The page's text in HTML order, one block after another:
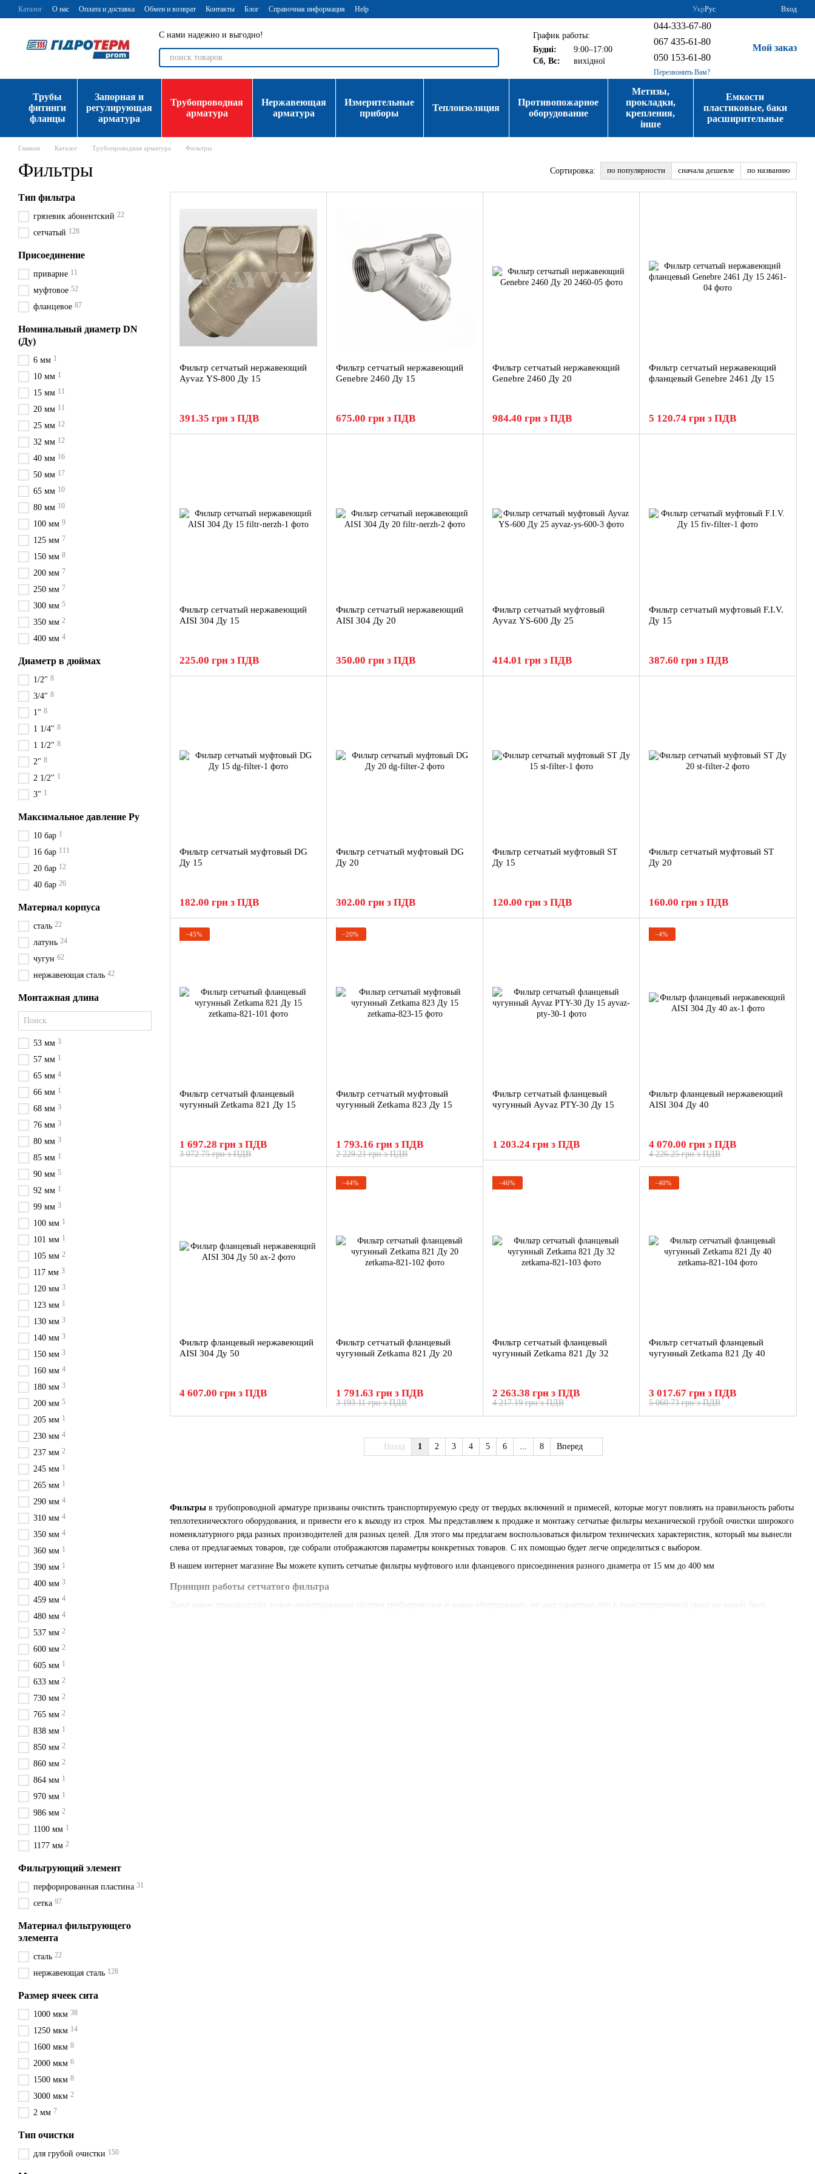
Перейти к основному контенту
Каталог О нас Оплата и доставка Обмен и возврат Контакты Блог Справочная информация Help УкрРус Вход
С нами надежно и выгодно!
График работы:
Будні:
9:00–17:00
Сб, Вс:
вихідної
044-333-67-80
067 435-61-80
050 153-61-80
Перезвонить Вам?
Мой заказ
Трубы
фитинги
фланцы
Запорная и
регулирующая
арматура
Трубопроводная
арматура
Нержавеющая
арматура
Измерительные
приборы
Теплоизоляция
Противопожарное
оборудование
Метизы,
прокладки,
крепления,
інше
Емкости
пластиковые, баки
расширительные
Главная Каталог Трубопроводная арматура Фильтры
Фильтры Сортировка: по популярности сначала дешевле по названию
Фильтры в трубопроводной арматуре призваны очистить транспортируемую среду от твердых включений и примесей, которые могут повлиять на правильность работы
теплотехническтого оборудования, и привести его к выходу из строя. Мы представляем к продаже и монтажу сетчатые фильтры механической грубой очистки широкого
номенклатурного ряда разных производителей для разных целей. Для этого мы предлагаем воспользоваться фильтром технических характеристик, который мы вынесли
слева от предлагаемых товаров, где собрали отображаютсяя параметры конкретных товаров. С их помощью будет легче определиться с выбором.
В нашем интернет магазине Вы можете купить сетчатые фильтры муфтового или фланцевого присоединения разного диаметра от 15 мм до 400 мм
Принцип работы сетчатого фильтра
Даже новое производство, новая смонтированная система трубопроводов и новое оборудование, не даст гарантию, что в транспортируемой среде не может быть
Фильтр сетчатый нержавеющий
Ayvaz YS-800 Ду 15
391.35 грн з ПДВ
Фильтр сетчатый нержавеющий
Genebre 2460 Ду 15
675.00 грн з ПДВ
Фильтр сетчатый нержавеющий
Genebre 2460 Ду 20
984.40 грн з ПДВ
Фильтр сетчатый нержавеющий
фланцевый Genebre 2461 Ду 15
5 120.74 грн з ПДВ
Фильтр сетчатый нержавеющий
AISI 304 Ду 15
225.00 грн з ПДВ
Фильтр сетчатый нержавеющий
AISI 304 Ду 20
350.00 грн з ПДВ
Фильтр сетчатый муфтовый
Ayvaz YS-600 Ду 25
414.01 грн з ПДВ
Фильтр сетчатый муфтовый F.I.V.
Ду 15
387.60 грн з ПДВ
Фильтр сетчатый муфтовый DG
Ду 15
182.00 грн з ПДВ
Фильтр сетчатый муфтовый DG
Ду 20
302.00 грн з ПДВ
Фильтр сетчатый муфтовый ST
Ду 15
120.00 грн з ПДВ
Фильтр сетчатый муфтовый ST
Ду 20
160.00 грн з ПДВ
−45%
Фильтр сетчатый фланцевый
чугунный Zetkama 821 Ду 15
3 072.75 грн з ПДВ
1 697.28 грн з ПДВ
−20%
Фильтр сетчатый муфтовый
чугунный Zetkama 823 Ду 15
2 229.21 грн з ПДВ
1 793.16 грн з ПДВ
Фильтр сетчатый фланцевый
чугунный Ayvaz PTY-30 Ду 15
1 203.24 грн з ПДВ
−4%
Фильтр фланцевый нержавеющий
AISI 304 Ду 40
4 226.25 грн з ПДВ
4 070.00 грн з ПДВ
Фильтр фланцевый нержавеющий
AISI 304 Ду 50
4 607.00 грн з ПДВ
−44%
Фильтр сетчатый фланцевый
чугунный Zetkama 821 Ду 20
3 193.11 грн з ПДВ
1 791.63 грн з ПДВ
−46%
Фильтр сетчатый фланцевый
чугунный Zetkama 821 Ду 32
4 217.19 грн з ПДВ
2 263.38 грн з ПДВ
−40%
Фильтр сетчатый фланцевый
чугунный Zetkama 821 Ду 40
5 060.73 грн з ПДВ
3 017.67 грн з ПДВ
Назад 1 2 3 4 5 6 ... 8 Вперед
Тип фильтра
грязевик абонентский 22
сетчатый 128
Присоединение
приварне 11
муфтовое 52
фланцевое 87
Номинальный диаметр DN
(Ду)
6 мм 1
10 мм 1
15 мм 11
20 мм 11
25 мм 12
32 мм 12
40 мм 16
50 мм 17
65 мм 10
80 мм 10
100 мм 9
125 мм 7
150 мм 8
200 мм 7
250 мм 7
300 мм 5
350 мм 2
400 мм 4
Диаметр в дюймах
1/2" 8
3/4" 8
1" 8
1 1/4" 8
1 1/2" 8
2" 8
2 1/2" 1
3" 1
Максимальное давление Ру
10 бар 1
16 бар 111
20 бар 12
40 бар 26
Материал корпуса
сталь 22
латунь 24
чугун 62
нержавеющая сталь 42
Монтажная длина
53 мм 3
57 мм 1
65 мм 4
66 мм 1
68 мм 3
76 мм 3
80 мм 3
85 мм 1
90 мм 5
92 мм 1
99 мм 3
100 мм 1
101 мм 1
105 мм 2
117 мм 3
120 мм 3
123 мм 1
130 мм 3
140 мм 3
150 мм 3
160 мм 4
180 мм 3
200 мм 5
205 мм 1
230 мм 4
237 мм 2
245 мм 1
265 мм 1
290 мм 4
310 мм 4
350 мм 4
360 мм 1
390 мм 1
400 мм 3
459 мм 4
480 мм 4
537 мм 2
600 мм 2
605 мм 1
633 мм 2
730 мм 2
765 мм 2
838 мм 1
850 мм 2
860 мм 2
864 мм 1
970 мм 1
986 мм 2
1100 мм 1
1177 мм 2
Фильтрующий элемент
перфорированная пластина 31
сетка 97
Материал фильтрующего
элемента
сталь 22
нержавеющая сталь 128
Размер ячеек сита
1000 мкм 38
1250 мкм 14
1600 мкм 8
2000 мкм 6
1500 мкм 8
3000 мкм 2
2 мм 7
Тип очистки
для грубой очистки 150